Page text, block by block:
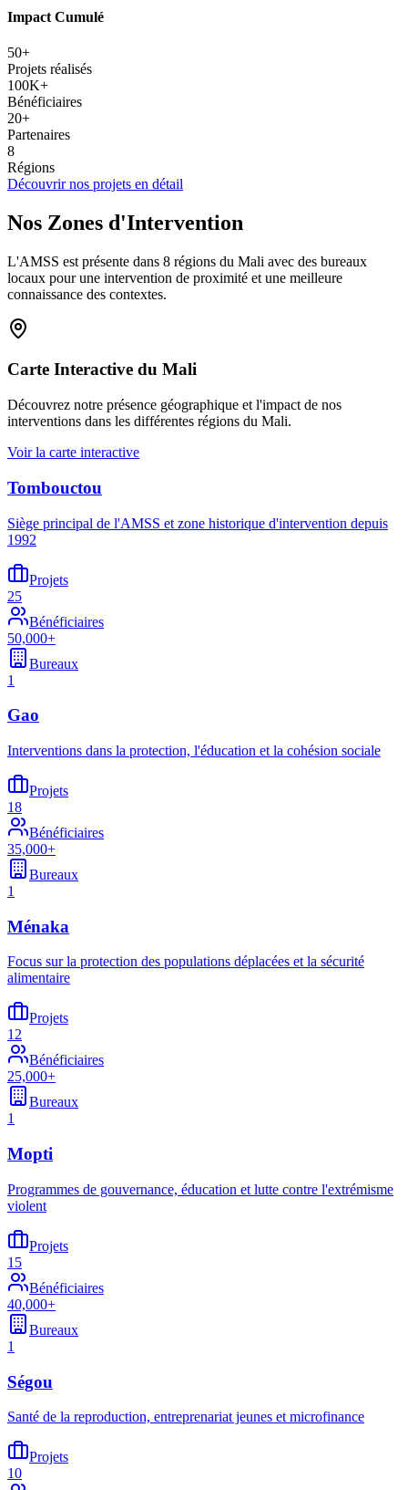
Impact Cumulé
50+
Projets réalisés
100K+
Bénéficiaires
20+
Partenaires
8
Régions
Découvrir nos projets en détail
Nos Zones d'Intervention
L'AMSS est présente dans 8 régions du Mali avec des bureaux
locaux pour une intervention de proximité et une meilleure
connaissance des contextes.
Carte Interactive du Mali
Découvrez notre présence géographique et l'impact de nos
interventions dans les différentes régions du Mali.
Voir la carte interactive
Tombouctou
Siège principal de l'AMSS et zone historique d'intervention depuis
1992
Projets
25
Bénéficiaires
50,000+
Bureaux
1
Gao
Interventions dans la protection, l'éducation et la cohésion sociale
Projets
18
Bénéficiaires
35,000+
Bureaux
1
Ménaka
Focus sur la protection des populations déplacées et la sécurité
alimentaire
Projets
12
Bénéficiaires
25,000+
Bureaux
1
Mopti
Programmes de gouvernance, éducation et lutte contre l'extrémisme
violent
Projets
15
Bénéficiaires
40,000+
Bureaux
1
Ségou
Santé de la reproduction, entreprenariat jeunes et microfinance
Projets
10